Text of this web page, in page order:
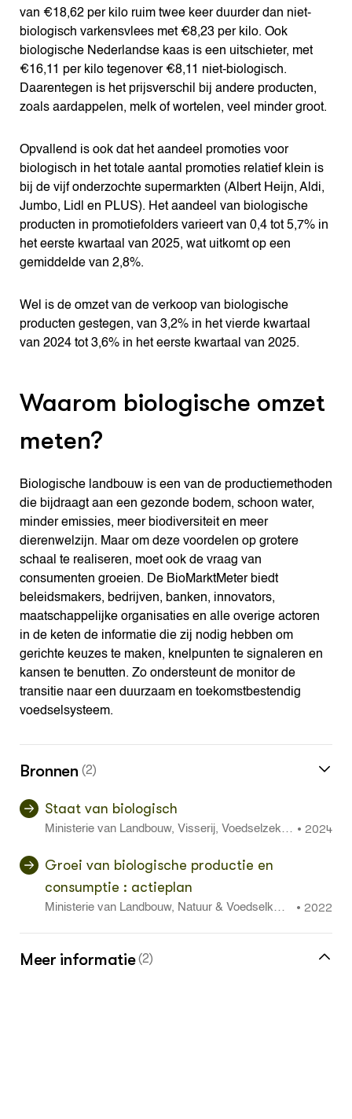
van €18,62 per kilo ruim twee keer duurder dan niet-
biologisch varkensvlees met €8,23 per kilo. Ook
biologische Nederlandse kaas is een uitschieter, met
€16,11 per kilo tegenover €8,11 niet-biologisch.
Daarentegen is het prijsverschil bij andere producten,
zoals aardappelen, melk of wortelen, veel minder groot.
Opvallend is ook dat het aandeel promoties voor
biologisch in het totale aantal promoties relatief klein is
bij de vijf onderzochte supermarkten (Albert Heijn, Aldi,
Jumbo, Lidl en PLUS). Het aandeel van biologische
producten in promotiefolders varieert van 0,4 tot 5,7% in
het eerste kwartaal van 2025, wat uitkomt op een
gemiddelde van 2,8%.
Wel is de omzet van de verkoop van biologische
producten gestegen, van 3,2% in het vierde kwartaal
van 2024 tot 3,6% in het eerste kwartaal van 2025.
Waarom biologische omzet
meten?
Biologische landbouw is een van de productiemethoden
die bijdraagt aan een gezonde bodem, schoon water,
minder emissies, meer biodiversiteit en meer
dierenwelzijn. Maar om deze voordelen op grotere
schaal te realiseren, moet ook de vraag van
consumenten groeien. De BioMarktMeter biedt
beleidsmakers, bedrijven, banken, innovators,
maatschappelijke organisaties en alle overige actoren
in de keten de informatie die zij nodig hebben om
gerichte keuzes te maken, knelpunten te signaleren en
kansen te benutten. Zo ondersteunt de monitor de
transitie naar een duurzaam en toekomstbestendig
voedselsysteem.
Bronnen (2)
Staat van biologisch
Ministerie van Landbouw, Visserij, Voedselzeker •2024
Groei van biologische productie en
consumptie : actieplan
Ministerie van Landbouw, Natuur & Voedselkwali
•2022
Meer informatie (2)